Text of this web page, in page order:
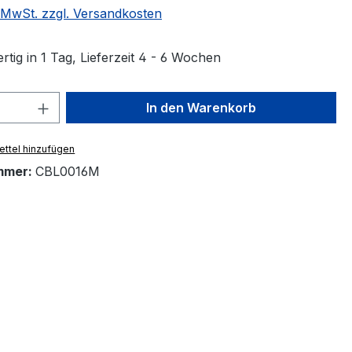
zzgl. Versandkosten
in 1 Tag, Lieferzeit 4 - 6 Wochen
Anzahl: Gib den gewünschten Wert
In den Warenkorb
hinzufügen
CBL0016M